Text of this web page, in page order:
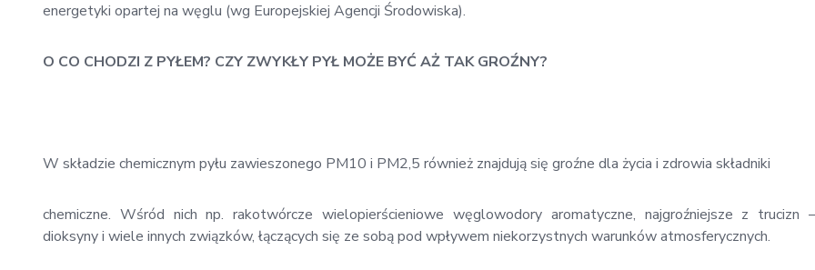
energetyki opartej na węglu (wg Europejskiej Agencji Środowiska).
O CO CHODZI Z PYŁEM? CZY ZWYKŁY PYŁ MOŻE BYĆ AŻ TAK GROŹNY?
W składzie chemicznym pyłu zawieszonego PM10 i PM2,5 również znajdują się groźne dla życia i zdrowia składniki
chemiczne. Wśród nich np. rakotwórcze wielopierścieniowe węglowodory aromatyczne, najgroźniejsze z trucizn –
dioksyny i wiele innych związków, łączących się ze sobą pod wpływem niekorzystnych warunków atmosferycznych.